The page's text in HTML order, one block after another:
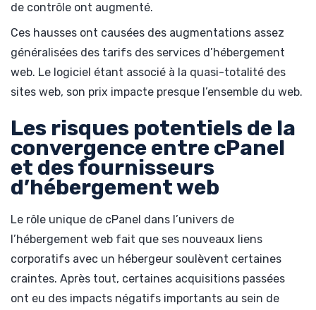
de contrôle ont augmenté.
Ces hausses ont causées des augmentations assez
généralisées des tarifs des services d’hébergement
web. Le logiciel étant associé à la quasi-totalité des
sites web, son prix impacte presque l’ensemble du web.
Les risques potentiels de la
convergence entre cPanel
et des fournisseurs
d’hébergement web
Le rôle unique de cPanel dans l’univers de
l’hébergement web fait que ses nouveaux liens
corporatifs avec un hébergeur soulèvent certaines
craintes. Après tout, certaines acquisitions passées
ont eu des impacts négatifs importants au sein de